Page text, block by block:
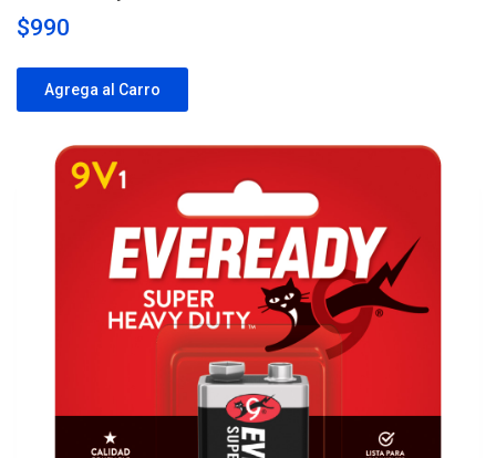
$990
Agrega al Carro